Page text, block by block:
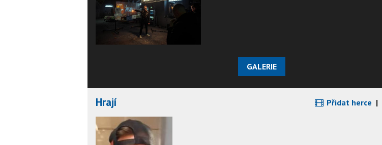
GALERIE
Hrají Přidat herce |